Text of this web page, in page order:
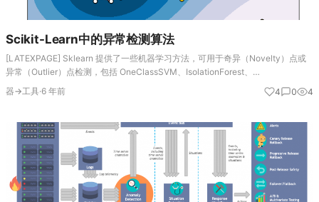
Scikit-Learn中的异常检测算法
[LATEXPAGE] Sklearn 提供了一些机器学习方法，可用于奇异（Novelty）点或
异常（Outlier）点检测，包括 OneClassSVM、IsolationForest、
LocalOutlierFactor(LOF) 等。…
器→工具·6 年前 4 0 4